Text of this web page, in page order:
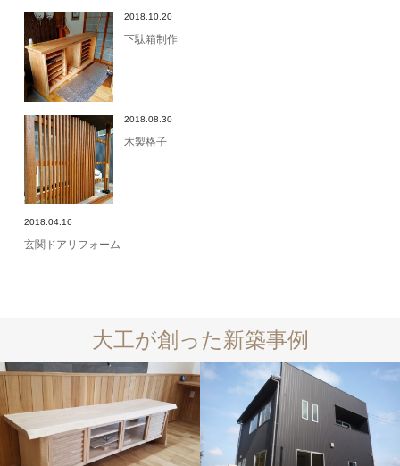
2018.10.20
下駄箱制作
2018.08.30
木製格子
2018.04.16
玄関ドアリフォーム
大工が創った新築事例